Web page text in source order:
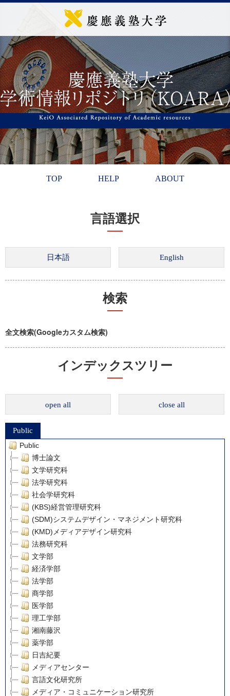
TOP HELP ABOUT
言語選択
検索
全文検索(Googleカスタム検索)
インデックスツリー
open all close all
Public
Public
博士論文
文学研究科
法学研究科
社会学研究科
(KBS)経営管理研究科
(SDM)システムデザイン・マネジメント研究科
(KMD)メディアデザイン研究科
法務研究科
文学部
経済学部
法学部
商学部
医学部
理工学部
湘南藤沢
薬学部
日吉紀要
メディアセンター
言語文化研究所
メディア・コミュニケーション研究所